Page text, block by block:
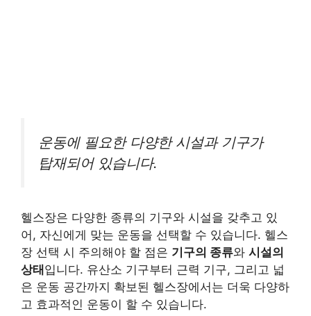
운동에 필요한 다양한 시설과 기구가
탑재되어 있습니다.
헬스장은 다양한 종류의 기구와 시설을 갖추고 있
어, 자신에게 맞는 운동을 선택할 수 있습니다. 헬스
장 선택 시 주의해야 할 점은 기구의 종류와 시설의
상태입니다. 유산소 기구부터 근력 기구, 그리고 넓
은 운동 공간까지 확보된 헬스장에서는 더욱 다양하
고 효과적인 운동이 할 수 있습니다.